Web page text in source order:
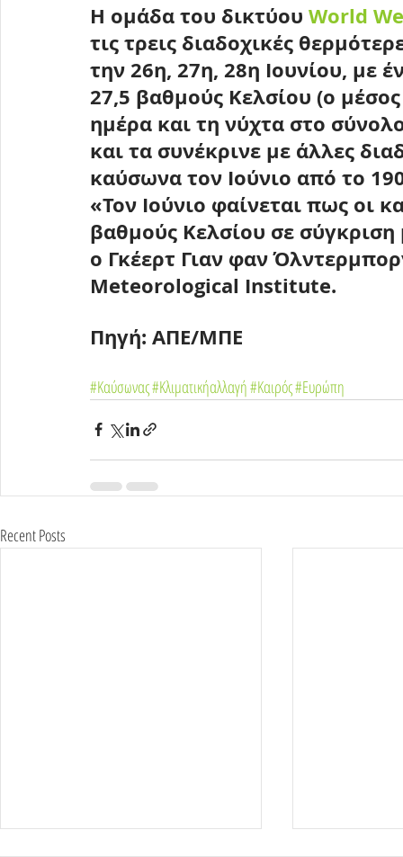
Η ομάδα του δικτύου World
τις τρεις διαδοχικές
την 26η, 27η, 28η Ιουνίου, με
27,5 βαθμούς Κελσίου (ο
ημέρα και τη νύχτα στο
και τα συνέκρινε με άλλες
καύσωνα τον Ιούνιο από το
«Τον Ιούνιο φαίνεται πως οι
βαθμούς Κελσίου σε
ο Γκέερτ Γιαν φαν
Meteorological Institute.
Πηγή: ΑΠΕ/ΜΠΕ
#Καύσωνας#Κλιματικήαλλαγή#Καιρός#Ευρώπη
Recent Posts